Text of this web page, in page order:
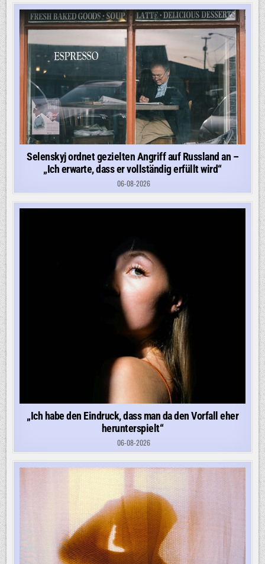
Selenskyj ordnet gezielten Angriff auf Russland an –
„Ich erwarte, dass er vollständig erfüllt wird“
06-08-2026
„Ich habe den Eindruck, dass man da den Vorfall eher
herunterspielt“
06-08-2026